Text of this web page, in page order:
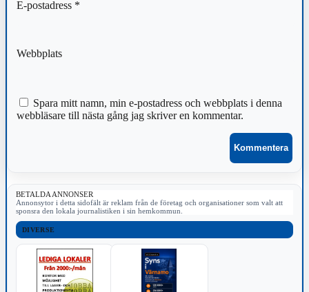
E-postadress *
Webbplats
Spara mitt namn, min e-postadress och webbplats i denna
webbläsare till nästa gång jag skriver en kommentar.
BETALDA ANNONSER
Annonsytor i detta sidofält är reklam från de företag och organisationer som valt att
sponsra den lokala journalistiken i sin hemkommun.
DIVERSE